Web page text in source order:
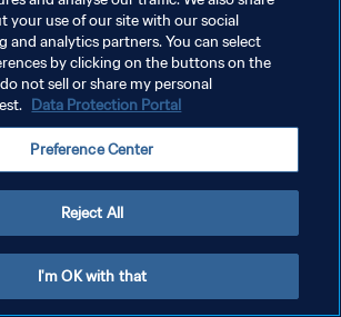
All rights reserved.
your use of our site with our social
and analytics partners. You can select
by clicking on the buttons on the
not sell or share my personal
Data Protection Portal
Preference Center
Reject All
I'm OK with that